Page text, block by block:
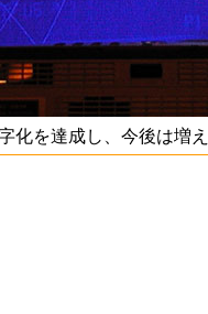
化を達成し、今後は増